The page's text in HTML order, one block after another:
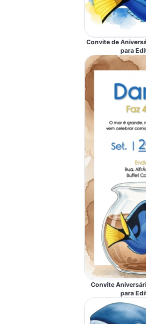
Convite de
para
Convite
para